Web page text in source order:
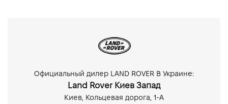
Официальный дилер LAND ROVER В Украине:
Land Rover Киев Запад
Киев, Кольцевая дорога, 1-А